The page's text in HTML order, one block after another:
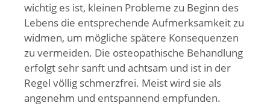
wichtig es ist, kleinen Probleme zu Beginn des
Lebens die entsprechende Aufmerksamkeit zu
widmen, um mögliche spätere Konsequenzen
zu vermeiden. Die osteopathische Behandlung
erfolgt sehr sanft und achtsam und ist in der
Regel völlig schmerzfrei. Meist wird sie als
angenehm und entspannend empfunden.